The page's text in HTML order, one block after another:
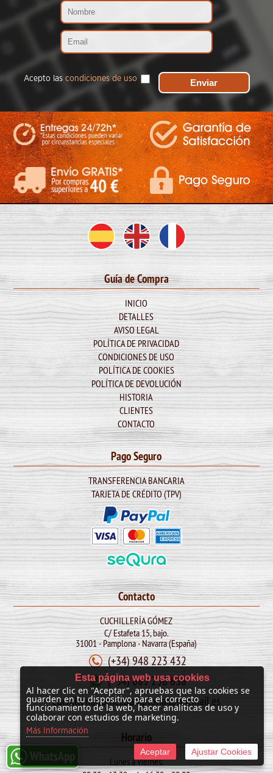
Acepto las condiciones de uso
Guía de Compra
INICIO
DETALLES
AVISO LEGAL
POLÍTICA DE PRIVACIDAD
CONDICIONES DE USO
POLÍTICA DE COOKIES
POLÍTICA DE DEVOLUCIÓN
HISTORIA
CLIENTES
CONTACTO
Pago Seguro
TRANSFERENCIA BANCARIA
TARJETA DE CRÉDITO (TPV)
Contacto
CUCHILLERÍA GÓMEZ
C/ Estafeta 15, bajo.
31001 - Pamplona - Navarra (España)
(+34) 948 223 432
(+34) 689 256 638
cuchilleriagomezpamplona@hotmail.es
Horario
Lunes a Viernes:
Esta página web usa cookies
Al hacer clic en "Aceptar", apruebas que las cookies se
guarden en tu dispositivo para el correcto
funcionamiento de la web, hacer analíticas de uso y
colaborar con estudios de marketing.
Más Información
Aceptar Ajustar Cookies